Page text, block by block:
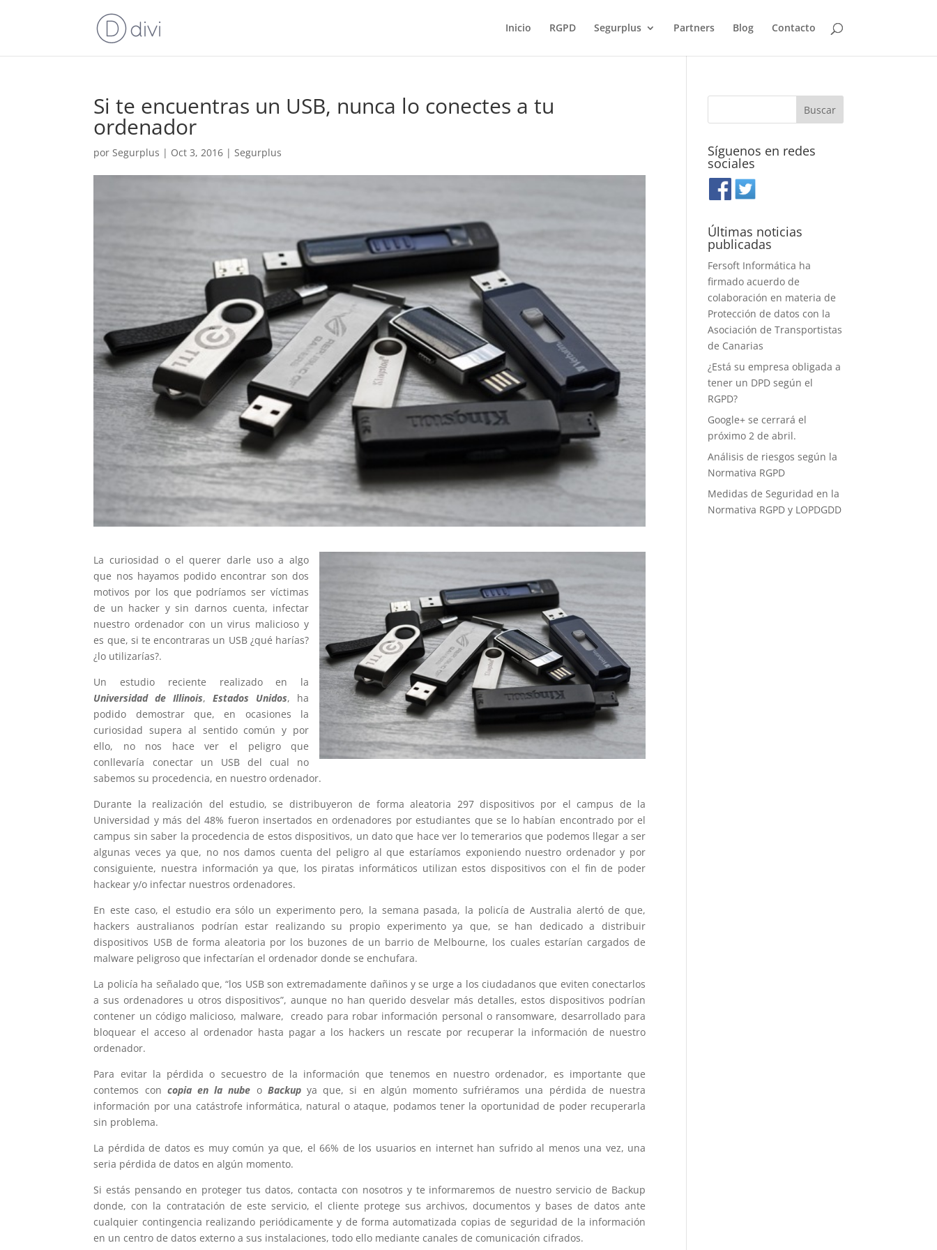
Inicio RGPD Segurplus Partners Blog Contacto
Si te encuentras un USB, nunca lo conectes a tu
ordenador
porSegurplus | Oct 3, 2016 |Segurplus
La curiosidad o el querer darle uso a algo
que nos hayamos podido encontrar son dos
motivos por los que podríamos ser víctimas
de un hacker y sin darnos cuenta, infectar
nuestro ordenador con un virus malicioso y
es que, si te encontraras un USB ¿qué harías?
¿lo utilizarías?.
Un estudio reciente realizado en la
Universidad de Illinois,Estados Unidos, ha
podido demostrar que, en ocasiones la
curiosidad supera al sentido común y por
ello, no nos hace ver el peligro que
conllevaría conectar un USB del cual no
sabemos su procedencia, en nuestro ordenador.
Durante la realización del estudio, se distribuyeron de forma aleatoria 297 dispositivos por el campus de la
Universidad y más del 48% fueron insertados en ordenadores por estudiantes que se lo habían encontrado por el
campus sin saber la procedencia de estos dispositivos, un dato que hace ver lo temerarios que podemos llegar a ser
algunas veces ya que, no nos damos cuenta del peligro al que estaríamos exponiendo nuestro ordenador y por
consiguiente, nuestra información ya que, los piratas informáticos utilizan estos dispositivos con el fin de poder
hackear y/o infectar nuestros ordenadores.
En este caso, el estudio era sólo un experimento pero, la semana pasada, la policía de Australia alertó de que,
hackers australianos podrían estar realizando su propio experimento ya que, se han dedicado a distribuir
dispositivos USB de forma aleatoria por los buzones de un barrio de Melbourne, los cuales estarían cargados de
malware peligroso que infectarían el ordenador donde se enchufara.
La policía ha señalado que, “los USB son extremadamente dañinos y se urge a los ciudadanos que eviten conectarlos
a sus ordenadores u otros dispositivos”, aunque no han querido desvelar más detalles, estos dispositivos podrían
contener un código malicioso, malware, creado para robar información personal o ransomware, desarrollado para
bloquear el acceso al ordenador hasta pagar a los hackers un rescate por recuperar la información de nuestro
ordenador.
Para evitar la pérdida o secuestro de la información que tenemos en nuestro ordenador, es importante que
contemos con copia en la nube o Backup ya que, si en algún momento sufriéramos una pérdida de nuestra
información por una catástrofe informática, natural o ataque, podamos tener la oportunidad de poder recuperarla
sin problema.
La pérdida de datos es muy común ya que, el 66% de los usuarios en internet han sufrido al menos una vez, una
seria pérdida de datos en algún momento.
Si estás pensando en proteger tus datos, contacta con nosotros y te informaremos de nuestro servicio de Backup
donde, con la contratación de este servicio, el cliente protege sus archivos, documentos y bases de datos ante
cualquier contingencia realizando periódicamente y de forma automatizada copias de seguridad de la información
en un centro de datos externo a sus instalaciones, todo ello mediante canales de comunicación cifrados.
Síguenos en redes
sociales
Últimas noticias
publicadas
Fersoft Informática ha
firmado acuerdo de
colaboración en materia de
Protección de datos con la
Asociación de Transportistas
de Canarias
¿Está su empresa obligada a
tener un DPD según el
RGPD?
Google+ se cerrará el
próximo 2 de abril.
Análisis de riesgos según la
Normativa RGPD
Medidas de Seguridad en la
Normativa RGPD y LOPDGDD